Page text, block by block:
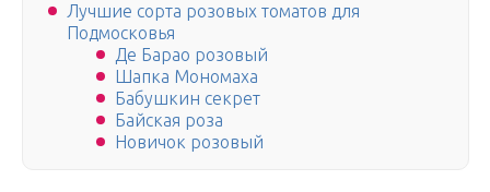
Лучшие сорта розовых томатов для
Подмосковья
Де Барао розовый
Шапка Мономаха
Бабушкин секрет
Байская роза
Новичок розовый